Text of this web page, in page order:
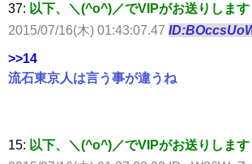
37: 以下、＼(^o^)／でVIPがお送りします
2015/07/16(木) 01:43:07.47
>>14
流石東京人は言う事が違うね
15: 以下、＼(^o^)／でVIPがお送りします